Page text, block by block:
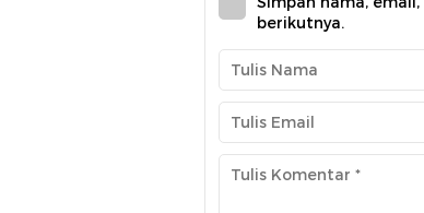
berikutnya.